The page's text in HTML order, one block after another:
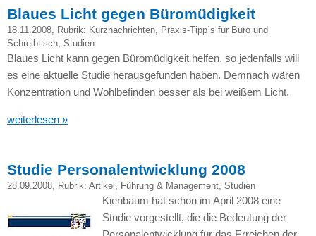
Blaues Licht gegen Büromüdigkeit
18.11.2008, Rubrik: Kurznachrichten, Praxis-Tipp´s für Büro und
Schreibtisch, Studien
Blaues Licht kann gegen Büromüdigkeit helfen, so jedenfalls will
es eine aktuelle Studie herausgefunden haben. Demnach wären
Konzentration und Wohlbefinden besser als bei weißem Licht.
weiterlesen »
Studie Personalentwicklung 2008
28.09.2008, Rubrik: Artikel Führung & Management, Studien
Kienbaum hat schon im April 2008 eine
Studie vorgestellt, die die Bedeutung der